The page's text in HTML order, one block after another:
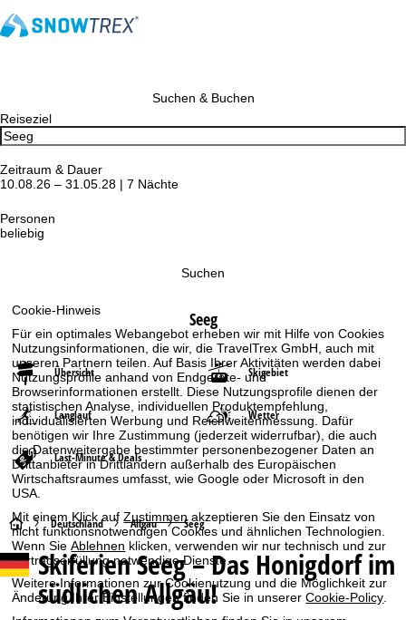
Cookie-Hinweis
Für ein optimales Webangebot erheben wir mit Hilfe von Cookies
Nutzungsinformationen, die wir, die TravelTrex GmbH, auch mit
unseren Partnern teilen. Auf Basis Ihrer Aktivitäten werden dabei
Nutzungsprofile anhand von Endgeräte- und
Browserinformationen erstellt. Diese Nutzungsprofile dienen der
statistischen Analyse, individuellen Produktempfehlung,
individualisierten Werbung und Reichweitenmessung. Dafür
benötigen wir Ihre Zustimmung (jederzeit widerrufbar), die auch
die Datenweitergabe bestimmter personenbezogener Daten an
Drittanbieter in Drittländern außerhalb des Europäischen
Wirtschaftsraumes umfasst, wie Google oder Microsoft in den
USA.
Mit einem Klick aufZustimmenakzeptieren Sie den Einsatz von
nicht funktionsnotwendigen Cookies und ähnlichen Technologien.
Wenn SieAblehnen klicken, verwenden wir nur technisch und zur
Vertragserfüllung notwendige Dienste.
Weitere Informationen zur Cookienutzung und die Möglichkeit zur
Änderung Ihrer Einstellungen finden Sie in unsererCookie-Policy
Suchen & Buchen
Reiseziel
Zeitraum & Dauer
10.08.26 – 31.05.28 | 7 Nächte
Personen
beliebig
Suchen
Seeg
Übersicht Skigebiet
Langlauf Wetter
Last-Minute & Deals
S
t
a
Deutschland Allgäu Seeg
SkiferienSeeg – Das Honigdorf im
südlichen Allgäu!